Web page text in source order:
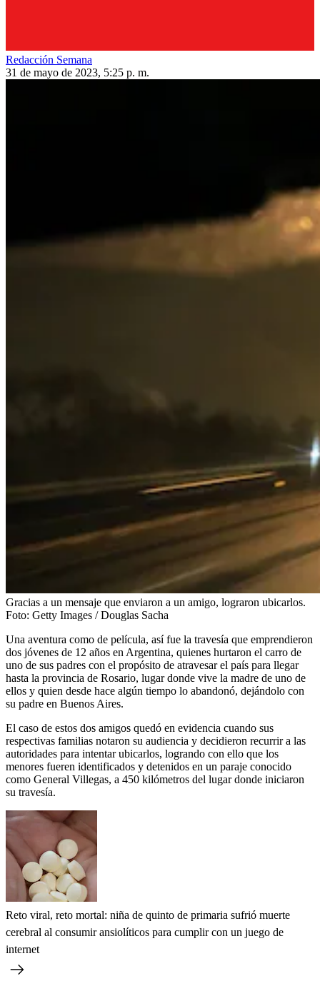
Redacción Semana
31 de mayo de 2023, 5:25 p. m.
Gracias a un mensaje que enviaron a un amigo, lograron ubicarlos.
Foto: Getty Images / Douglas Sacha
Una aventura como de película, así fue la travesía que emprendieron
dos jóvenes de 12 años en Argentina, quienes hurtaron el carro de
uno de sus padres con el propósito de atravesar el país para llegar
hasta la provincia de Rosario, lugar donde vive la madre de uno de
ellos y quien desde hace algún tiempo lo abandonó, dejándolo con
su padre en Buenos Aires.
El caso de estos dos amigos quedó en evidencia cuando sus
respectivas familias notaron su audiencia y decidieron recurrir a las
autoridades para intentar ubicarlos, logrando con ello que los
menores fueren identificados y detenidos en un paraje conocido
como General Villegas, a 450 kilómetros del lugar donde iniciaron
su travesía.
Reto viral, reto mortal: niña de quinto de primaria sufrió muerte
cerebral al consumir ansiolíticos para cumplir con un juego de
internet